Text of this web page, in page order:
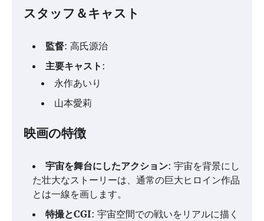
スタッフ＆キャスト
監督: 高氏源治
主要キャスト :
永作あいり
山本愛莉
映画の特徴
宇宙を舞台にしたアクション: 宇宙を背景にし
た壮大なストーリーは、通常の巨大ヒロイン作品
とは一線を画します。
特撮とCGI: 宇宙空間での戦いをリアルに描く